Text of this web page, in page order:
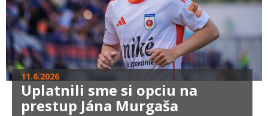
11.6.2026
Uplatnili sme si opciu na
prestup Jána Murgaša